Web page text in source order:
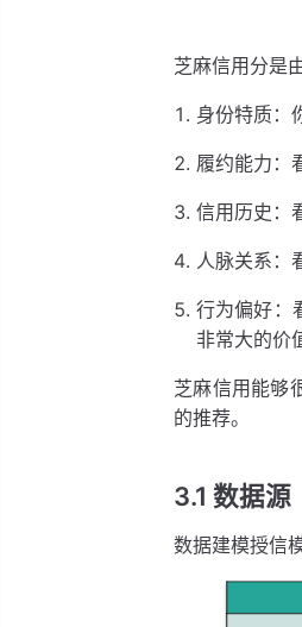
芝麻信用分是
身份特质：
履约能力：
信用历史：
人脉关系：
行为偏好：
非常大的价
芝麻信用能够
的推荐。
3.1 数据源
数据建模授信